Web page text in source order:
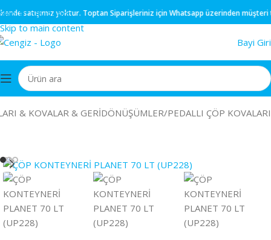
Skip to navigation
Skip to main content
satışımız yoktur.ToptanSiparişleriniz içinWhatsappüzerinden müşteri
Bayi
& KOVALAR & GERİDÖNÜŞÜMLER/PEDALLI ÇÖP KOVALARI